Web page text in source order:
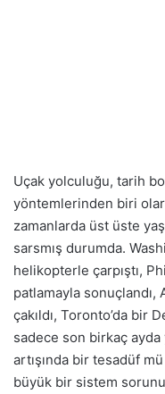
Uçak yolculuğu, tarih
yöntemlerinden biri
zamanlarda üst üste
sarsmış durumda.
helikopterle çarpıştı,
patlamayla sonuçlandı,
çakıldı, Toronto’da bir
sadece son birkaç ayda
artışında bir tesadüf
büyük bir sistem